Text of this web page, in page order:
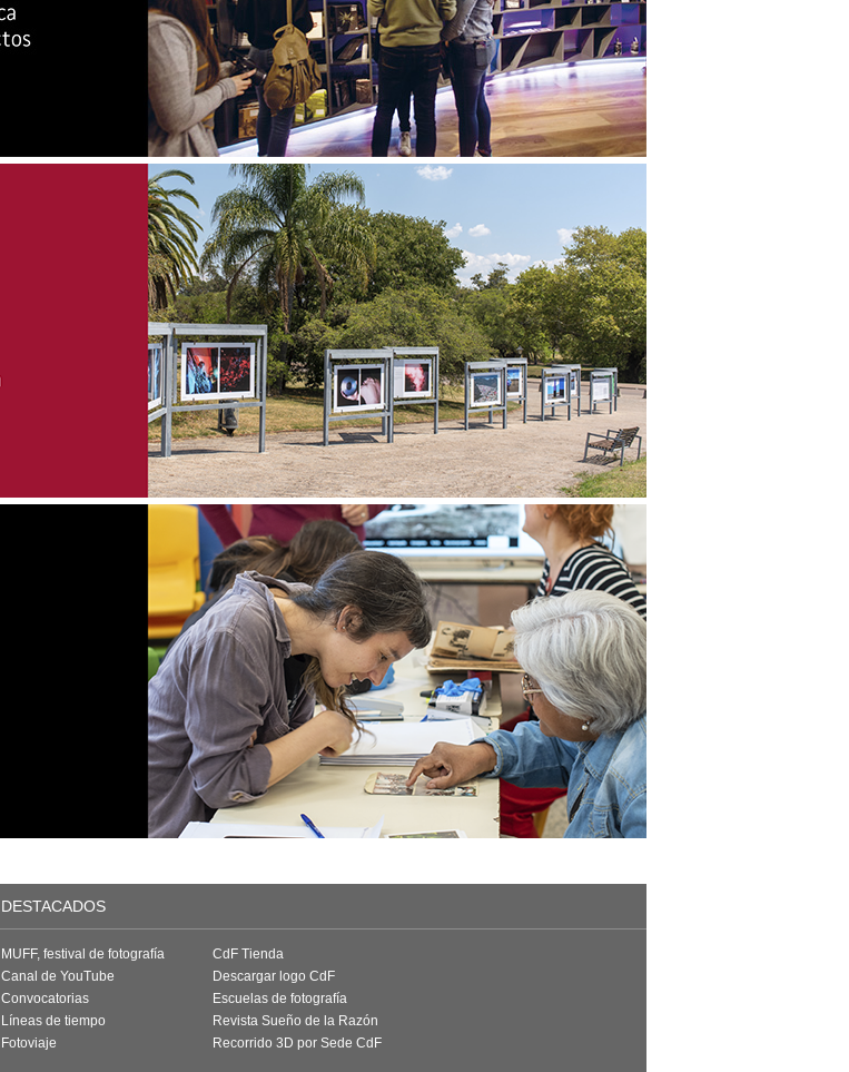
DESTACADOS
MUFF, festival de fotografía
Canal de YouTube
Convocatorias
Líneas de tiempo
Fotoviaje
CdF Tienda
Descargar logo CdF
Escuelas de fotografía
Revista Sueño de la Razón
Recorrido 3D por Sede CdF